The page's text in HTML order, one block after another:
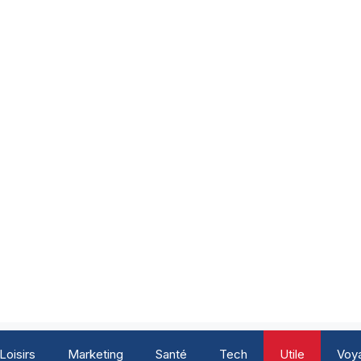
Loisirs Marketing Santé Tech Utile